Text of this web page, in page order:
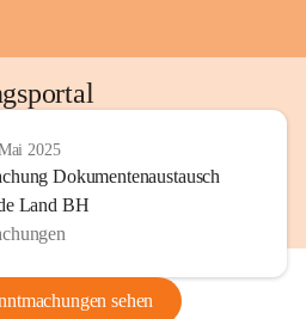
2025
Dokumentenaustausch
Land BH
sehen